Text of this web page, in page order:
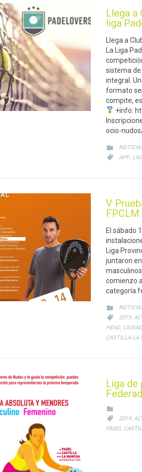
Llega a
liga
Llega a
La Liga
sistema de
integral. Un
formato
compite,
+info:
ocio-


APP,
V
FPCLM
El sábado
Liga
juntaron
comienzo
categoría


2019,
HEAD,
CASTILLA LA
Liga de

 2019,
PADEL